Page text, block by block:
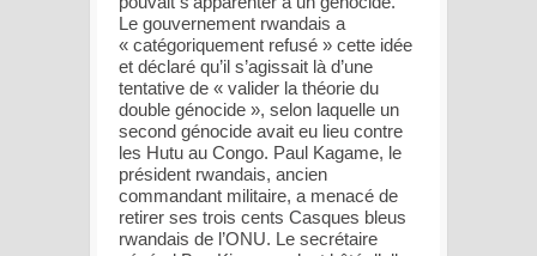
Le gouvernement rwandais a
« catégoriquement refusé » cette idée
et déclaré qu’il s’agissait là d’une
tentative de « valider la théorie du
double génocide », selon laquelle un
second génocide avait eu lieu contre
les Hutu au Congo. Paul Kagame, le
président rwandais, ancien
commandant militaire, a menacé de
retirer ses trois cents Casques bleus
rwandais de l’ONU. Le secrétaire